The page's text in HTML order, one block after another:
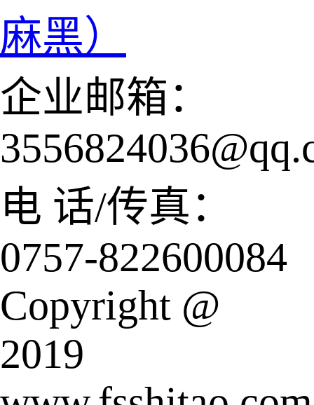
麻黑）
企业邮箱：
电 话/传真：
0757-822600084
Copyright @
2019